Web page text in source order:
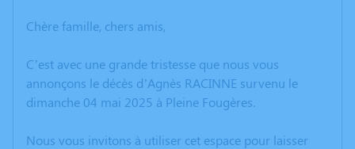
Chère famille, chers amis,
C’est avec une grande tristesse que nous vous
annonçons le décès d’Agnès RACINNE survenu le
dimanche 04 mai 2025 à Pleine Fougères.
Nous vous invitons à utiliser cet espace pour laisser